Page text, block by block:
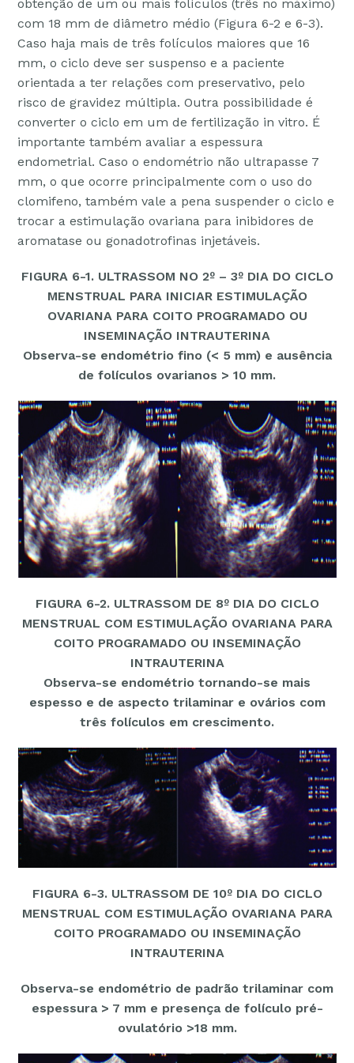
obtenção de um ou mais folículos (três no máximo)
com 18 mm de diâmetro médio (Figura 6-2 e 6-3).
Caso haja mais de três folículos maiores que 16
mm, o ciclo deve ser suspenso e a paciente
orientada a ter relações com preservativo, pelo
risco de gravidez múltipla. Outra possibilidade é
converter o ciclo em um de fertilização in vitro. É
importante também avaliar a espessura
endometrial. Caso o endométrio não ultrapasse 7
mm, o que ocorre principalmente com o uso do
clomifeno, também vale a pena suspender o ciclo e
trocar a estimulação ovariana para inibidores de
aromatase ou gonadotrofinas injetáveis.
FIGURA 6-1. ULTRASSOM NO 2º – 3º DIA DO CICLO
MENSTRUAL PARA INICIAR ESTIMULAÇÃO
OVARIANA PARA COITO PROGRAMADO OU
INSEMINAÇÃO INTRAUTERINA
Observa-se endométrio fino (< 5 mm) e ausência
de folículos ovarianos > 10 mm.
FIGURA 6-2. ULTRASSOM DE 8º DIA DO CICLO
MENSTRUAL COM ESTIMULAÇÃO OVARIANA PARA
COITO PROGRAMADO OU INSEMINAÇÃO
INTRAUTERINA
Observa-se endométrio tornando-se mais
espesso e de aspecto trilaminar e ovários com
três folículos em crescimento.
FIGURA 6-3. ULTRASSOM DE 10º DIA DO CICLO
MENSTRUAL COM ESTIMULAÇÃO OVARIANA PARA
COITO PROGRAMADO OU INSEMINAÇÃO
INTRAUTERINA
Observa-se endométrio de padrão trilaminar com
espessura > 7 mm e presença de folículo pré-
ovulatório >18 mm.